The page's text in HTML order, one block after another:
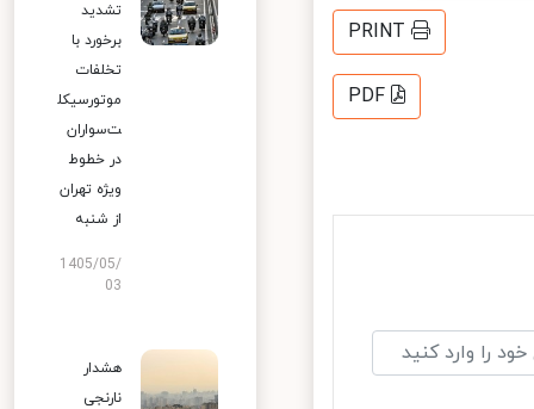
PRINT
PDF
تشدید
برخورد با
تخلفات
موتورسیکل
ت‌سواران
در خطوط
ویژه تهران
از شنبه
1405/05/
03
هشدار
نارنجی